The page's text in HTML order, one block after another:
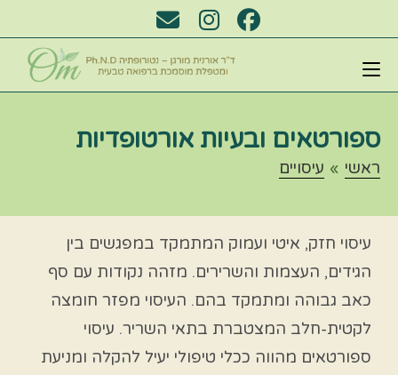
ספורטאים ובעיות אורטופדיות
ראשי » עיסויים
עיסוי חזק, איטי ועמוק המתמקד במפגשים בין
הגידים, העצמות והשרירים. מזהה נקודות עם סף
כאב גבוהה ומתמקד בהם. העיסוי מפזר חומצה
לקטית-חלב המצטברת בתאי השריר. עיסוי
ספורטאים מהווה ככלי טיפולי יעיל להקלה ומניעת